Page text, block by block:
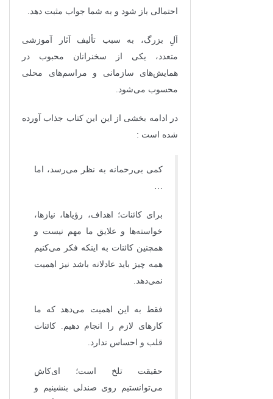
احتمالی باز شود و به شما جواب مثبت دهد.
اَلِ بزرگ، به سبب تألیف آثار آموزشی
متعدد، یکی از سخنرانان محبوب در
همایش‌های سازمانی و مراسم‌های محلی
محسوب می‌شود.
در ادامه بخشی از این این کتاب جذاب آورده
شده است :
کمی بی‌رحمانه به نظر می‌رسد، اما
…
برای کائنات؛ اهداف، رؤیاها، نیازها،
خواسته‌ها و علایق ما مهم نیست و
همچنین کائنات به اینکه فکر می‌کنیم
همه چیز باید عادلانه باشد نیز اهمیت
نمی‌دهد.
فقط به این اهمیت می‌دهد که ما
کارهای لازم را انجام دهیم. کائنات
قلب و احساس ندارد.
حقیقت تلخ است؛ ای‌کاش
می‌توانستیم روی صندلی بنشینیم و